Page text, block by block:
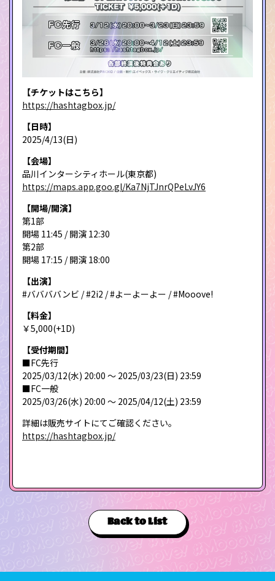
【チケットはこちら】
https://hashtagbox.jp/
【日時】
2025/4/13(日)
【会場】
品川インターシティホール(東京都)
https://maps.app.goo.gl/Ka7NjTJnrQPeLvJY6
【開場/開演】
第1部
開場 11:45 / 開演 12:30
第2部
開場 17:15 / 開演 18:00
【出演】
#ババババンビ / #2i2 / #よーよーよー / #Mooove!
【料金】
￥5,000(+1D)
【受付期間】
■FC先行
2025/03/12(水) 20:00 〜 2025/03/23(日) 23:59
■FC一般
2025/03/26(水) 20:00 〜 2025/04/12(土) 23:59
詳細は販売サイトにてご確認ください。
https://hashtagbox.jp/
Back to List